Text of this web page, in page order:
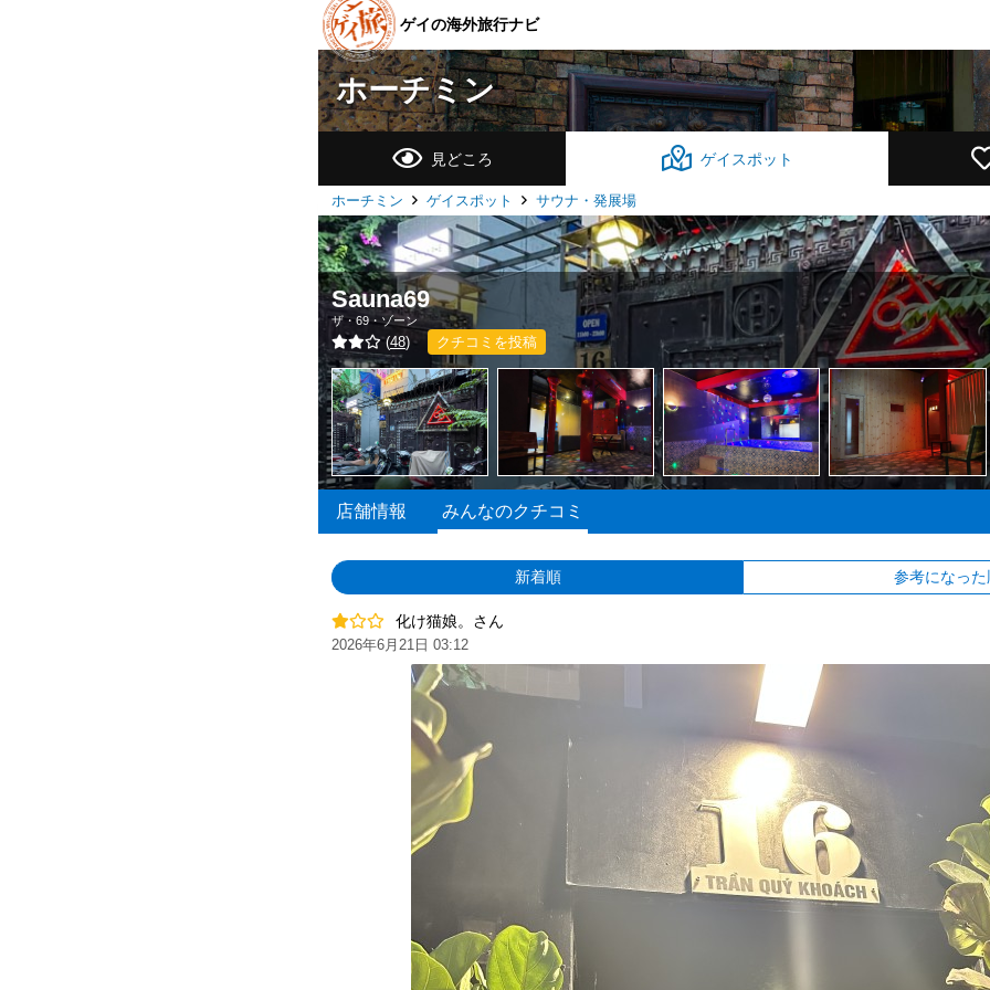
ゲイの海外旅行ナビ
ホーチミン
見どころ ゲイスポット
ホーチミン ゲイスポット サウナ・発展場
Sauna69
ザ・69・ゾーン
(48) クチコミを投稿
店舗情報 みんなのクチコミ
新着順 参考になった
化け猫娘。さん
2026年6月21日 03:12